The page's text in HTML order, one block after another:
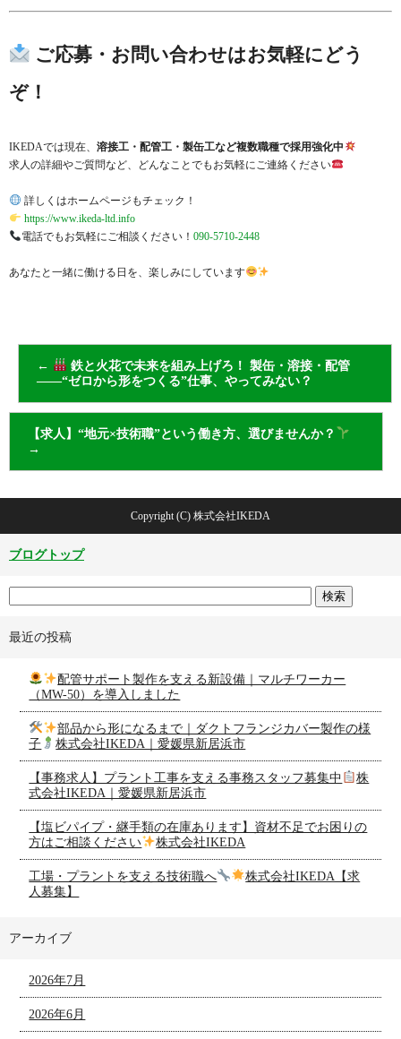
ご応募・お問い合わせはお気軽にどう
ぞ！
IKEDAでは現在、 溶接工・配管工・製缶工など複数職種で採用強化中
求人の詳細やご質問など、どんなことでもお気軽にご連絡ください
詳しくはホームページもチェック！
https://www.ikeda-ltd.info
電話でもお気軽にご相談ください！ 090-5710-2448
あなたと一緒に働ける日を、楽しみにしています
←
鉄と火花で未来を組み上げろ！ 製缶・溶接・配管
——“ゼロから形をつくる”仕事、やってみない？
【求人】“地元×技術職”という働き方、選びませんか？
→
Copyright (C) 株式会社IKEDA
ブログトップ
最近の投稿
配管サポート製作を支える新設備｜マルチワーカー
（MW-50）を導入しました
部品から形になるまで｜ダクトフランジカバー製作の様
子
株式会社IKEDA｜愛媛県新居浜市
【事務求人】プラント工事を支える事務スタッフ募集中
株
式会社IKEDA｜愛媛県新居浜市
【塩ビパイプ・継手類の在庫あります】資材不足でお困りの
方はご相談ください
株式会社IKEDA
工場・プラントを支える技術職へ
株式会社IKEDA【求
人募集】
アーカイブ
2026年7月
2026年6月